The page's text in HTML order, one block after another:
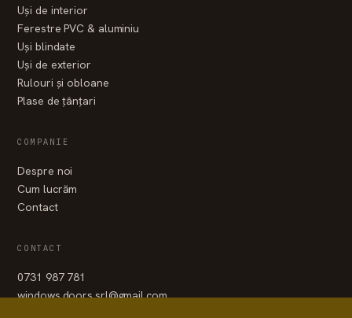
Uși de interior
Ferestre PVC & aluminiu
Uși blindate
Uși de exterior
Rulouri și obloane
Plase de țânțari
COMPANIE
Despre noi
Cum lucrăm
Contact
CONTACT
0731 987 781
windows.doors.srl@gmail.com